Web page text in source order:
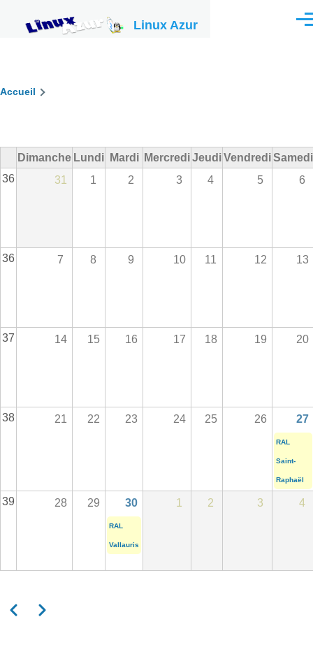
Linux Azur
Fil
Accueil
Dimanche Lundi Mardi MercrediJeudiVendrediSamedi
36
31 1 2 3 4 5 6
36 7 8 9 10 11 12 13
37 14 15 16 17 18 19 20
38 21 22 23 24 25 26 27
RAL
Saint-
Raphaël
39 28 29 30 1 2 3 4
RAL
Vallauris
PrécédentSuivant